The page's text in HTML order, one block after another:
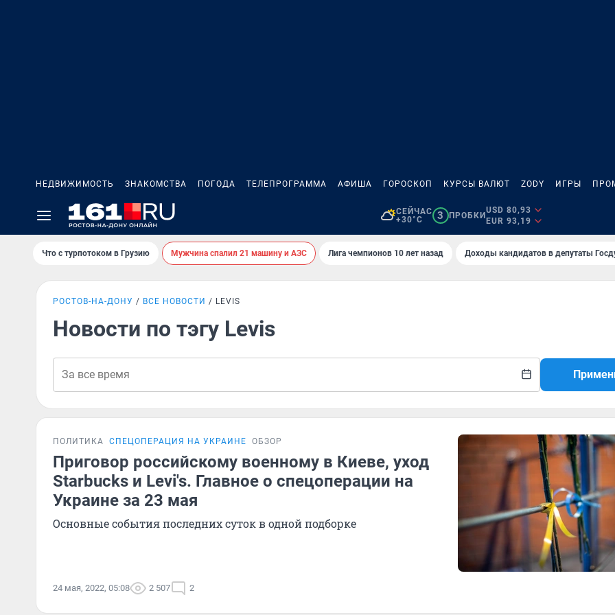
НЕДВИЖИМОСТЬ ЗНАКОМСТВА ПОГОДА ТЕЛЕПРОГРАММА АФИША ГОРОСКОП КУРСЫ ВАЛЮТ ZODY ИГРЫ
СЕЙЧАС
+30°C
3 ПРОБКИ
USD 80,93
EUR 93,19
Что с турпотоком в Грузию Мужчина спалил 21 машину и АЗС Лига чемпионов 10 лет назад Доходы кандидатов в депутаты
РОСТОВ-НА-ДОНУ ВСЕ НОВОСТИ LEVIS
Новости по тэгу Levis
ПОЛИТИКА СПЕЦОПЕРАЦИЯ НА УКРАИНЕ ОБЗОР
Приговор российскому военному в Киеве, уход
Starbucks и Levi's. Главное о спецоперации на
Украине за 23 мая
Основные события последних суток в одной подборке
24 мая, 2022, 05:08 2 507 2